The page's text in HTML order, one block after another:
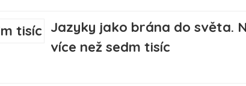
Jazyky jako brána do světa.
více než sedm tisíc